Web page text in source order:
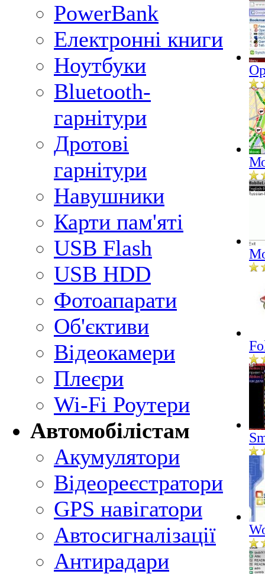
PowerBank
Електронні книги
Ноутбуки
Bluetooth-
гарнітури
Дротові
гарнітури
Навушники
Карти пам'яті
USB Flash
USB HDD
Фотоапарати
Об'єктиви
Відеокамери
Плеєри
Wi-Fi Роутери
Автомобілістам
Акумулятори
Відеореєстратори
GPS навігатори
Автосигналізації
Антирадари